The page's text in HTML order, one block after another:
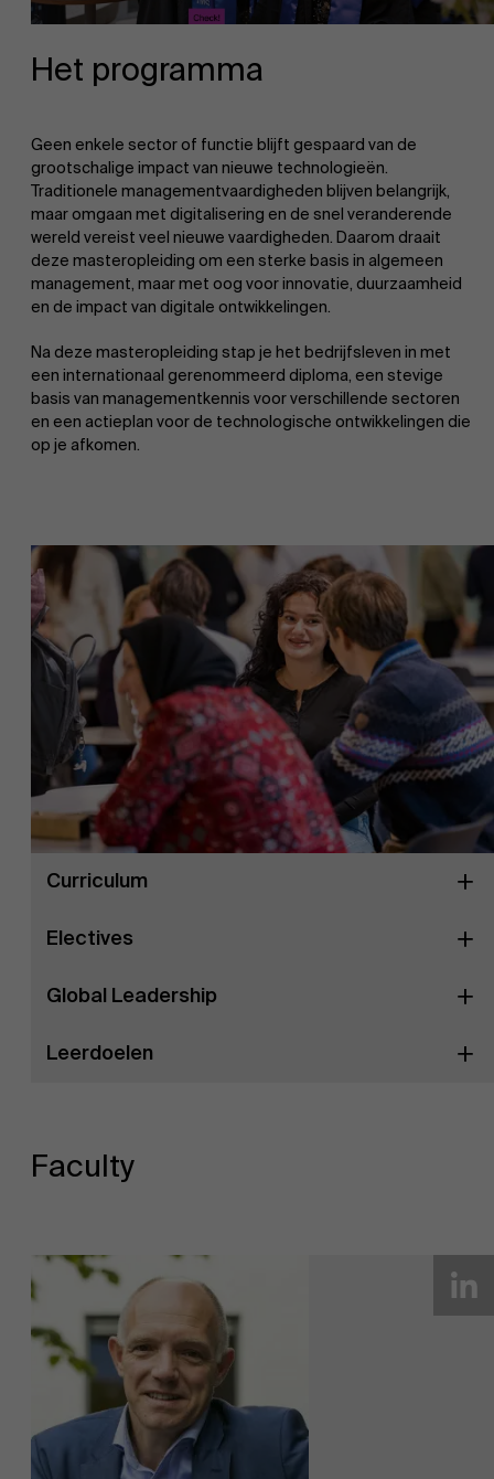
Het programma
Geen enkele sector of functie blijft gespaard van de
grootschalige impact van nieuwe technologieën.
Traditionele managementvaardigheden blijven belangrijk,
maar omgaan met digitalisering en de snel veranderende
wereld vereist veel nieuwe vaardigheden. Daarom draait
deze masteropleiding om een sterke basis in algemeen
management, maar met oog voor innovatie, duurzaamheid
en de impact van digitale ontwikkelingen.
Na deze masteropleiding stap je het bedrijfsleven in met
een internationaal gerenommeerd diploma, een stevige
basis van managementkennis voor verschillende sectoren
en een actieplan voor de technologische ontwikkelingen die
op je afkomen.
Curriculum
Electives
Global Leadership
Leerdoelen
Faculty